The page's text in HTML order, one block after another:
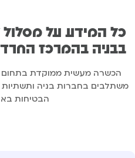
כל המידע על מסלול
בבניה בהמרכז
הכשרה מעשית ממוקדת בתחום
משתלבים בחברות בניה ותשתיות
הבטיחות